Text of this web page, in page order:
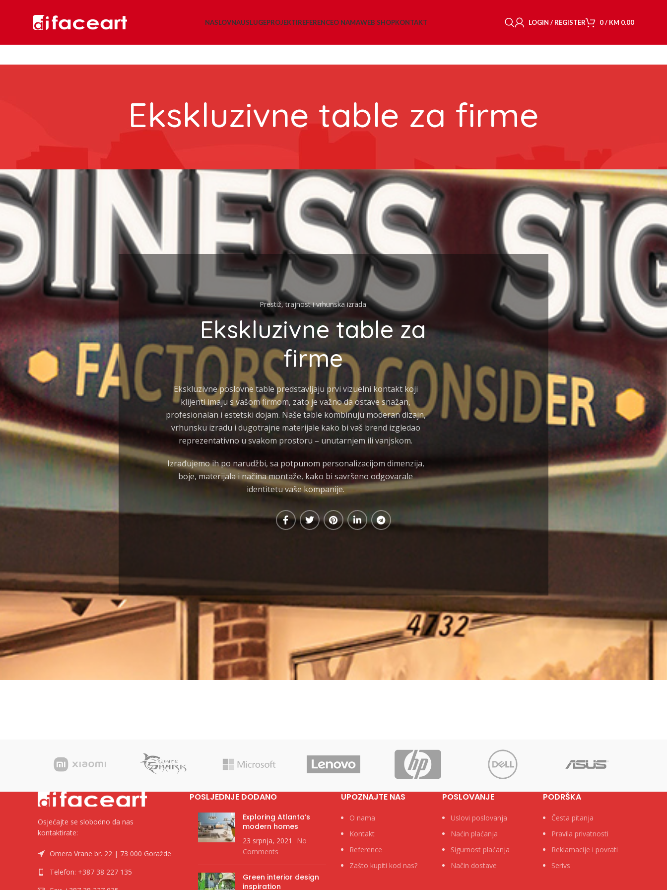
NASLOVNAUSLUGEPROJEKTIREFERENCEO NAMAWEB SHOPKONTAKT LOGIN / REGISTER 0/ KM 0.00
Ekskluzivne table za firme
Prestiž, trajnost i vrhunska izrada
Ekskluzivne table za
firme
Ekskluzivne poslovne table predstavljaju prvi vizuelni kontakt koji
klijenti imaju s vašom firmom, zato je važno da ostave snažan,
profesionalan i estetski dojam. Naše table kombinuju moderan dizajn,
vrhunsku izradu i dugotrajne materijale kako bi vaš brend izgledao
reprezentativno u svakom prostoru – unutarnjem ili vanjskom.
Izrađujemo ih po narudžbi, sa potpunom personalizacijom dimenzija,
boje, materijala i načina montaže, kako bi savršeno odgovarale
identitetu vaše kompanije.
Osjećajte se slobodno da nas
kontaktirate:
Omera Vrane br. 22 | 73 000 Goražde
Telefon: +387 38 227 135
POSLJEDNJE DODANO
Exploring Atlanta’s
modern homes
23 srpnja, 2021
No
Comments
Green interior design
inspiration
UPOZNAJTE NAS
O nama
Kontakt
Reference
Zašto kupiti kod nas?
POSLOVANJE
Uslovi poslovanja
Naćin plaćanja
Sigurnost plaćanja
Način dostave
PODRŠKA
Česta pitanja
Pravila privatnosti
Reklamacije i povrati
Serivs